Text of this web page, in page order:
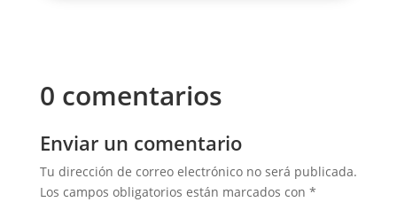
0 comentarios
Enviar un comentario
Tu dirección de correo electrónico no será publicada.
Los campos obligatorios están marcados con *